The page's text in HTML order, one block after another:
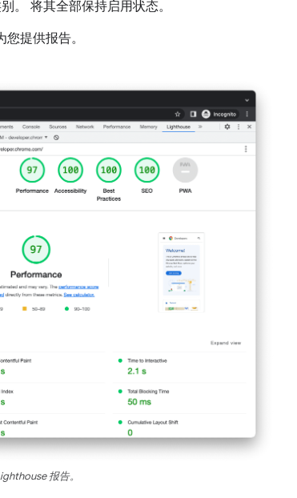
。 将其全部保持启用状态。
提供报告。
报告。